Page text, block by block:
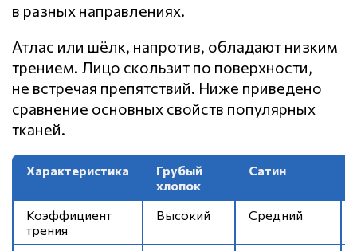
в разных направлениях.
Атлас или шёлк, напротив, обладают низким
трением. Лицо скользит по поверхности,
не встречая препятствий. Ниже приведено
сравнение основных свойств популярных
тканей.
Характеристика
Грубый
хлопок
Сатин
Коэффициент
трения
Высокий Средний